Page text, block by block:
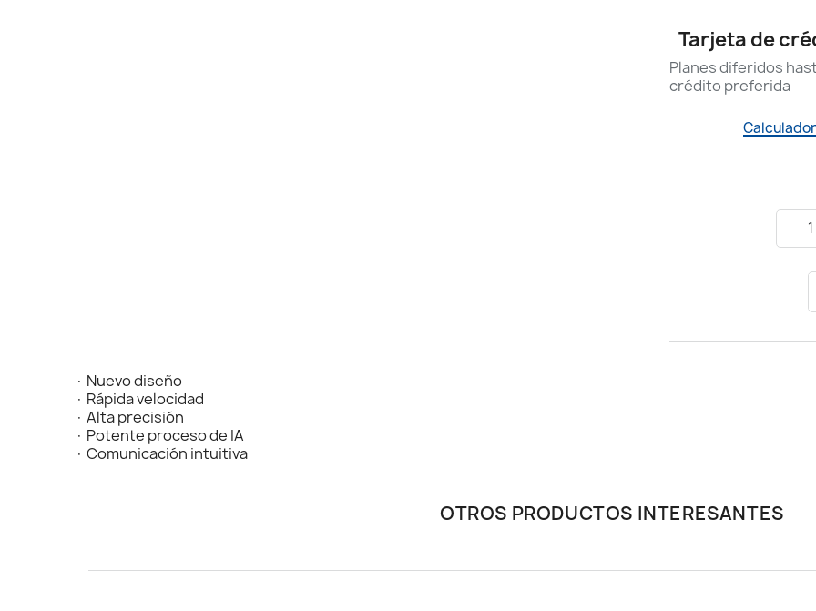
Tarjeta de
Planes diferidos
crédito preferida
· Nuevo diseño
· Rápida velocidad
· Alta precisión
· Potente proceso de IA
· Comunicación intuitiva
OTROS PRODUCTOS INTERESANTES